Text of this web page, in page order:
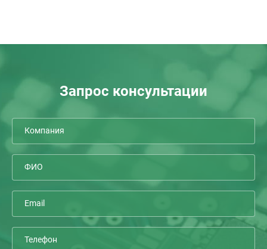
Запрос консультации